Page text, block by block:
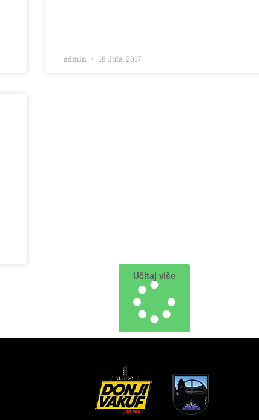
admin 18 Jula, 2017
Učitaj više